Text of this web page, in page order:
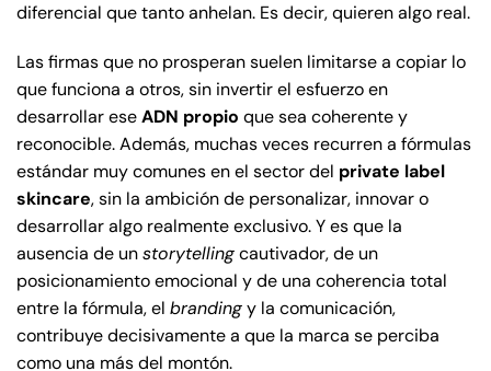
diferencial que tanto anhelan. Es decir, quieren algo real.
Las firmas que no prosperan suelen limitarse a copiar lo
que funciona a otros, sin invertir el esfuerzo en
desarrollar eseADN propio que sea coherente y
reconocible. Además, muchas veces recurren a fórmulas
estándar muy comunes en el sector del private label
skincare, sin la ambición de personalizar, innovar o
desarrollar algo realmente exclusivo. Y es que la
ausencia de unstorytellingcautivador, de un
posicionamiento emocional y de una coherencia total
entre la fórmula, el brandingy la comunicación,
contribuye decisivamente a que la marca se perciba
como una más del montón.